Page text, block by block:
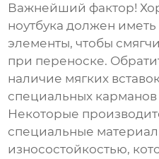
Важнейший фактор!
ноутбука должен
элементы, чтобы
при переноске.
наличие мягких
специальных
Некоторые
специальные
износостойкостью,